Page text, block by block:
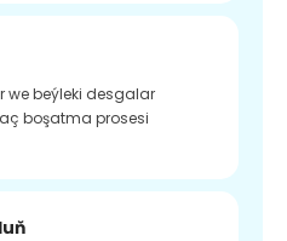
we beýleki desgalar
boşatma prosesi